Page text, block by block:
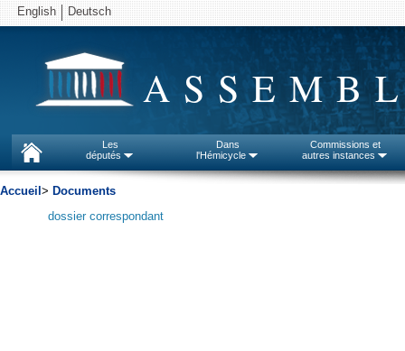
English Deutsch
Les
députés
Dans
l'Hémicycle
Commissions et
autres instances
Accueil > Documents
dossier correspondant